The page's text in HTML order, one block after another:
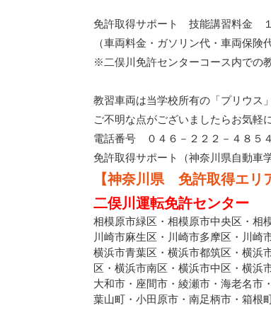
免許取得サポート 技能講習料金 １
（車両料金・ガソリン代・車両保険
※二俣川免許センターコース内での
教習車両は当学校所有の「プリウス
ご不明な点がございましたらお気軽
電話番号 ０４６－２２２－４８５４
免許取得サポート（神奈川県自動車学
【神奈川県 免許取得エリ
二俣川運転免許センター
相模原市緑区・相模原市中央区・相
川崎市麻生区・川崎市多摩区・川崎
横浜市青葉区・横浜市都筑区・横浜
区・横浜市南区・横浜市中区・横浜
大和市・座間市・綾瀬市・海老名市
葉山町・小田原市・南足柄市・箱根